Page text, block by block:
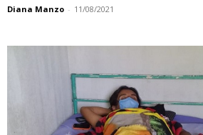
Diana Manzo - 11/08/2021